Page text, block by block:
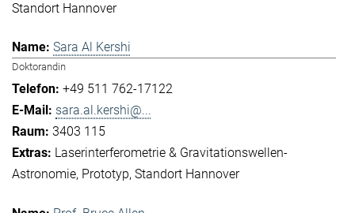
Standort Hannover
Sara Al Kershi
Doktorandin
+49 511 762-17122
sara.al.kershi@...
3403 115
Laserinterferometrie & Gravitationswellen-
Astronomie Prototyp Standort Hannover